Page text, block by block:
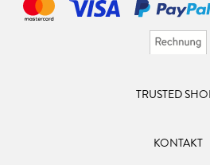
TRUSTED
KONTAKT